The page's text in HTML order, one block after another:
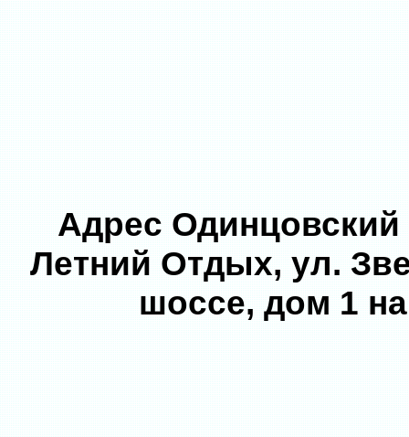
Адрес Одинцовский
Летний Отдых, ул.
шоссе, дом 1 на